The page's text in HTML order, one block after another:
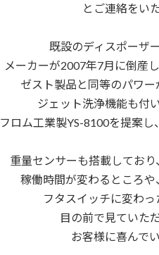
とご連絡をい
既設のディスポーザ
メーカーが2007年7月に倒産
ゼスト製品と同等のパワ
ジェット洗浄機能も付
フロム工業製YS-8100を提案し、
重量センサーも搭載しており
稼働時間が変わるところや
フタスイッチに変わ
目の前で見ていた
お客様に喜んで